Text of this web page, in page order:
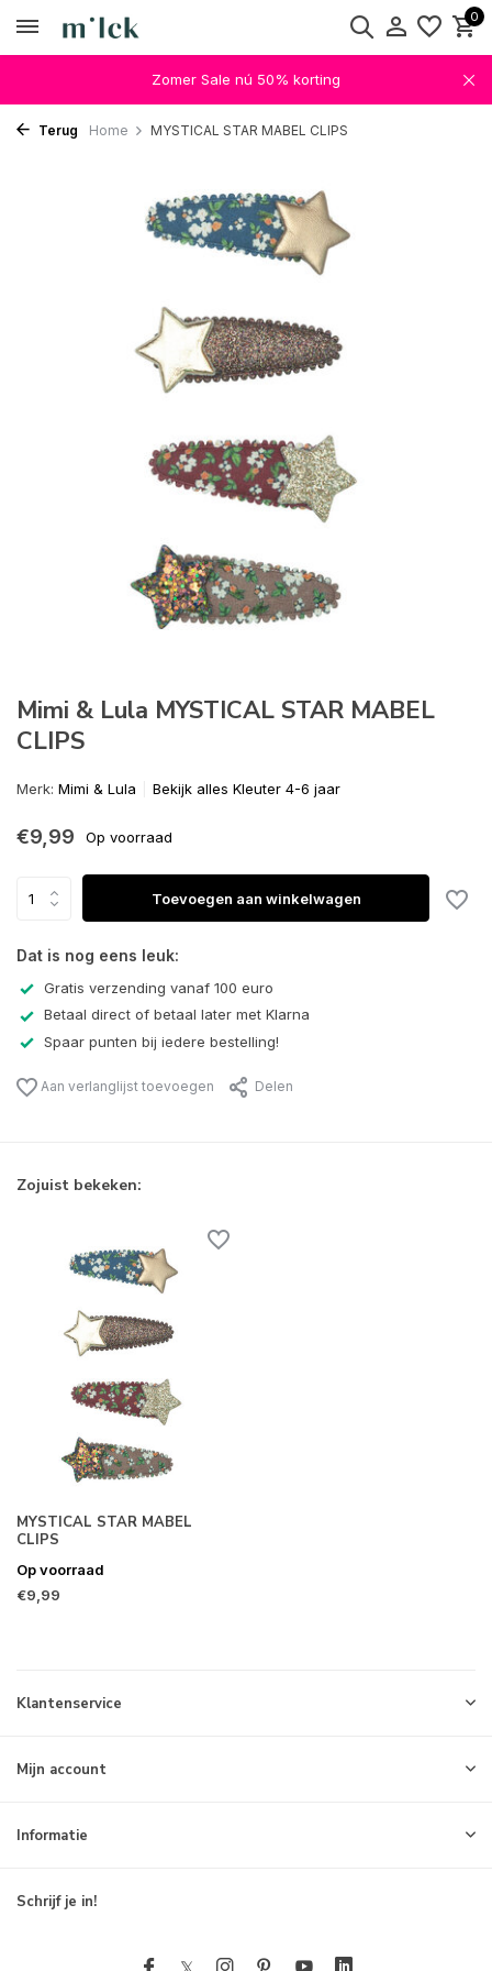
0
Zomer Sale nú 50% korting
Terug Home MYSTICAL STAR MABEL CLIPS
Mimi & Lula MYSTICAL STAR MABEL
CLIPS
Merk: Mimi & Lula Bekijk alles Kleuter 4-6 jaar
€9,99 Op voorraad
Toevoegen aan winkelwagen
Dat is nog eens leuk:
Gratis verzending vanaf 100 euro
Betaal direct of betaal later met Klarna
Spaar punten bij iedere bestelling!
Aan verlanglijst toevoegen Delen
Zojuist bekeken:
MYSTICAL STAR MABEL
CLIPS
Op voorraad
€9,99
Klantenservice
Mijn account
Informatie
Schrijf je in!